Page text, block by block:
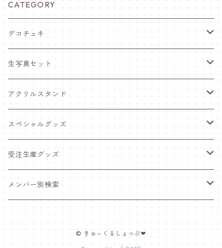
CATEGORY
デコチェキ
25夏 衣装
25.5 セーラー服
25.4 きゅ～くま
25新体制 衣装
25.2 メンカラ交換！メイド服
生写真セット
25夏 衣装
25.5 セーラー服
25.4 きゅ～くま
25新体制 衣装
アクリルスタンド
25.5 セーラー服
25.4 きゅ～くま
25新体制 衣装
スペシャルグッズ
ワンマンライブグッズ
ペンライト
受注生産グッズ
推しTシャツ
メンバー別検索
© きゅ～くるしょっぷ❤